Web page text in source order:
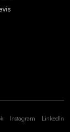
Instagram LinkedIn